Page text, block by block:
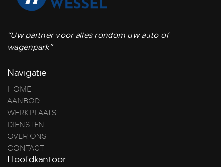
“Uw partner voor alles rondom uw auto of
wagenpark”
Navigatie
HOME
AANBOD
WERKPLAATS
DIENSTEN
OVER ONS
CONTACT
Hoofdkantoor